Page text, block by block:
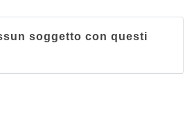
soggetto con questi